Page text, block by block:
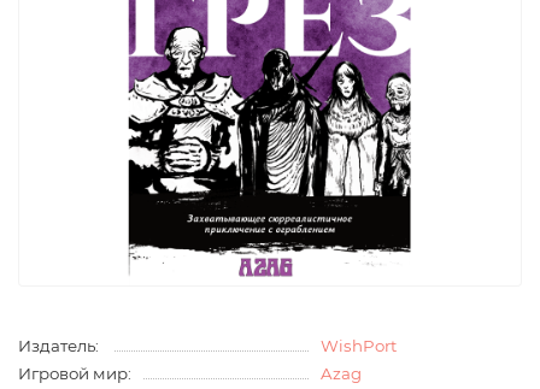
Издатель:
WishPort
Игровой мир:
Azag